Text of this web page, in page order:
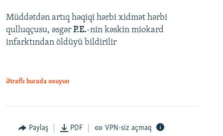
Müddətdən artıq həqiqi hərbi xidmət hərbi
qulluqçusu, əsgər P.E.-nin kəskin miokard
infarktından öldüyü bildirilir
Ətraflı burada oxuyun
Paylaş PDF VPN-siz açmaq